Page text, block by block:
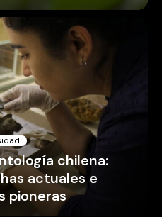
chilena:
actuales e
pioneras